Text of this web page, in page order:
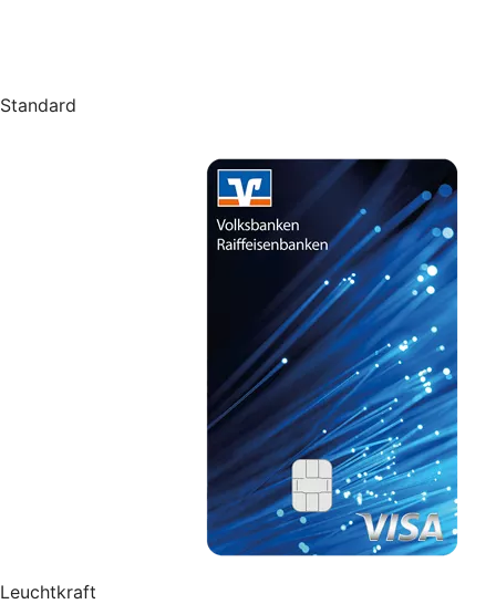
Standard
Leuchtkraft